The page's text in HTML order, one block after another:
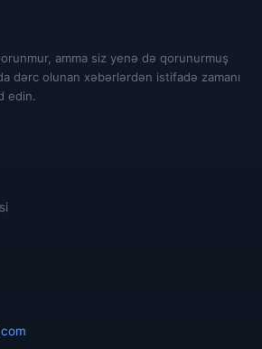
amma siz yenə də qorunurmuş
dərc olunan xəbərlərdən istifadə zamanı
edin.